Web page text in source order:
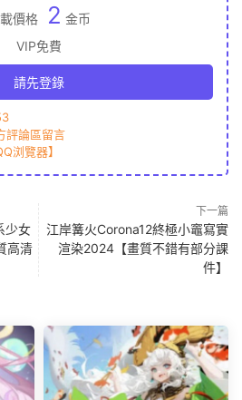
價格 2 金币
VIP免費
請先登錄
評論區留言
浏覽器】
少女
高清
下一篇
江岸篝火Corona12終極小竈寫實
渲染2024【畫質不錯有部分課
件】